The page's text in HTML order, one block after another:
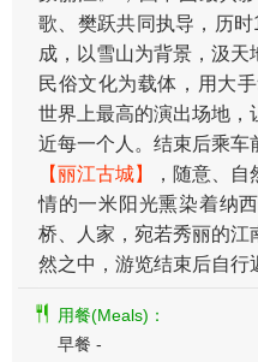
歌、樊跃共同执导，历
成，以雪山为背景，汲天
民俗文化为载体，用大
世界上最高的演出场地，
近每一个人。结束后乘车
【丽江古城】
，随意、
情的一米阳光熏染着纳
桥、人家，宛若秀丽的江
然之中，游览结束后自行
用餐(Meals)：
早餐 -